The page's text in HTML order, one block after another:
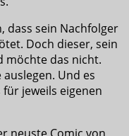
dass sein Nachfolger
Doch dieser, sein
möchte das nicht.
Und es
jeweils eigenen